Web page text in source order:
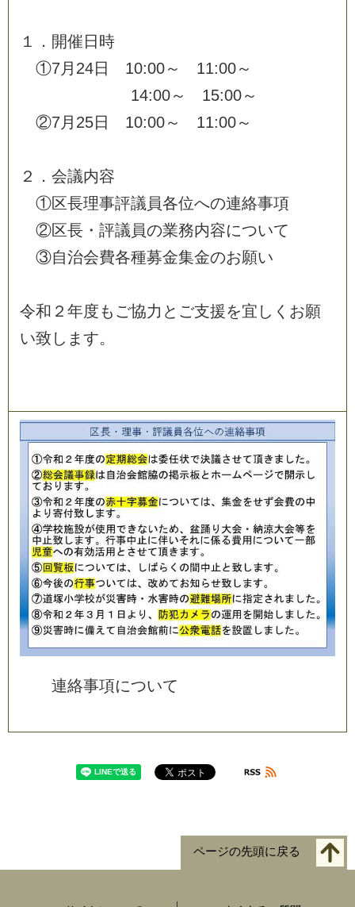
１ ． 開催 日 時
①7月 24日 10:00～ 11:00～
14:00～ 15:00～
②7月 25日 10:00～ 11:00～
２ ． 会議内容
①区長理事評議 員各位への連絡事項
②区長 ・ 評議 員の業務内容について
③自治会費各種募金集金のお願い
令和 ２ 年度も ご協力 と ご支援を宜 し く お願
い致し ま す。
連絡事項について
ページの先頭に戻る